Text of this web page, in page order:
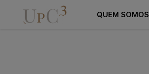
QUEM SOMOS